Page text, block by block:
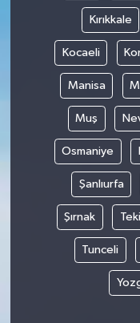
Kırıkkale
Kocaeli
Manisa
Muş
Osmaniye
Şanlıurfa
Şırnak
Tunceli